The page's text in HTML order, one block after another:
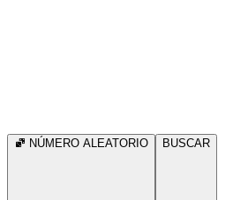
NÚMERO ALEATORIO BUSCAR